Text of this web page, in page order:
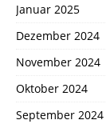
Januar 2025
Dezember 2024
November 2024
Oktober 2024
September 2024